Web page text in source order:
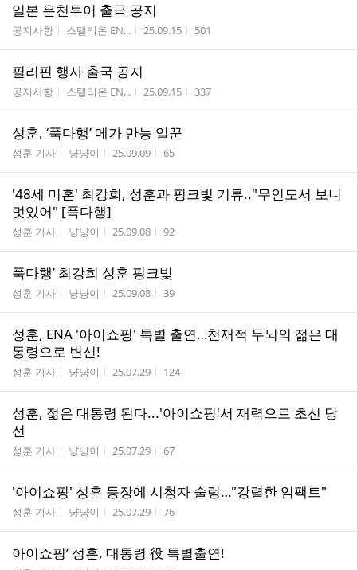
일본 온천투어 출국 공지
게시판명
공지사항 작성자
스탤리온 EN... 작성시간
25.09.15 조회수
501
필리핀 행사 출국 공지
게시판명
공지사항 작성자
스탤리온 EN... 작성시간
25.09.15 조회수
337
성훈, ‘푹다행’ 메가 만능 일꾼
게시판명
성훈 기사 작성자
냥냥이 작성시간
25.09.09 조회수
65
'48세 미혼' 최강희, 성훈과 핑크빛 기류.."무인도서 보니
멋있어" [푹다행]
게시판명
성훈 기사 작성자
냥냥이 작성시간
25.09.08 조회수
92
푹다행’ 최강희 성훈 핑크빛
게시판명
성훈 기사 작성자
냥냥이 작성시간
25.09.08 조회수
39
성훈, ENA '아이쇼핑' 특별 출연…천재적 두뇌의 젊은 대
통령으로 변신!
게시판명
성훈 기사 작성자
냥냥이 작성시간
25.07.29 조회수
124
성훈, 젊은 대통령 된다...'아이쇼핑'서 재력으로 초선 당
선
게시판명
성훈 기사 작성자
냥냥이 작성시간
25.07.29 조회수
67
'아이쇼핑' 성훈 등장에 시청자 술렁…"강렬한 임팩트"
게시판명
성훈 기사 작성자
냥냥이 작성시간
25.07.29 조회수
76
아이쇼핑’ 성훈, 대통령 役 특별출연!